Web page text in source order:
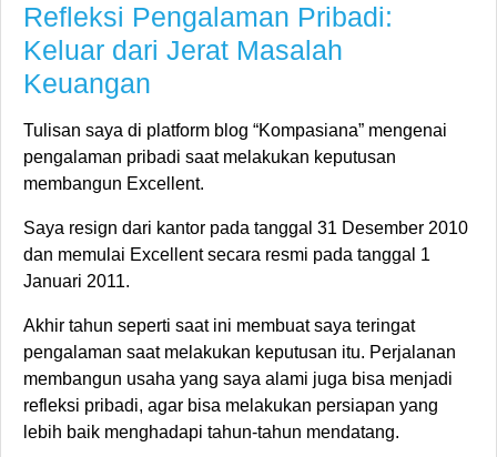
Refleksi Pengalaman Pribadi:
Keluar dari Jerat Masalah
Keuangan
Tulisan saya di platform blog “Kompasiana” mengenai
pengalaman pribadi saat melakukan keputusan
membangun Excellent.
Saya resign dari kantor pada tanggal 31 Desember 2010
dan memulai Excellent secara resmi pada tanggal 1
Januari 2011.
Akhir tahun seperti saat ini membuat saya teringat
pengalaman saat melakukan keputusan itu. Perjalanan
membangun usaha yang saya alami juga bisa menjadi
refleksi pribadi, agar bisa melakukan persiapan yang
lebih baik menghadapi tahun-tahun mendatang.